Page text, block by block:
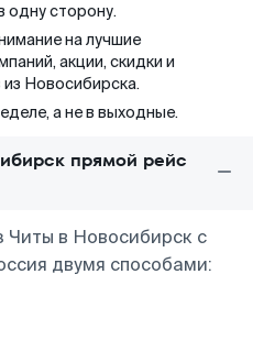
одну сторону.
на лучшие
акции, скидки и
Новосибирска.
а не в выходные.
прямой рейс
в Новосибирск с
двумя способами: